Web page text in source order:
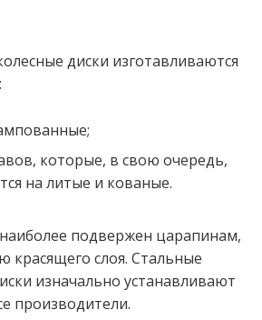
диски изготавливаются
которые, в свою очередь,
на литые и кованые.
подвержен царапинам,
красящего слоя. Стальные
изначально устанавливают
производители.